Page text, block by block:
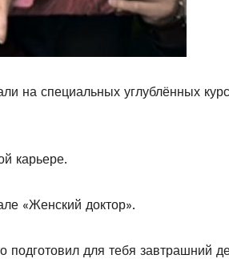
на специальных углублённых
карьере.
«Женский доктор».
подготовил для тебя завтрашний